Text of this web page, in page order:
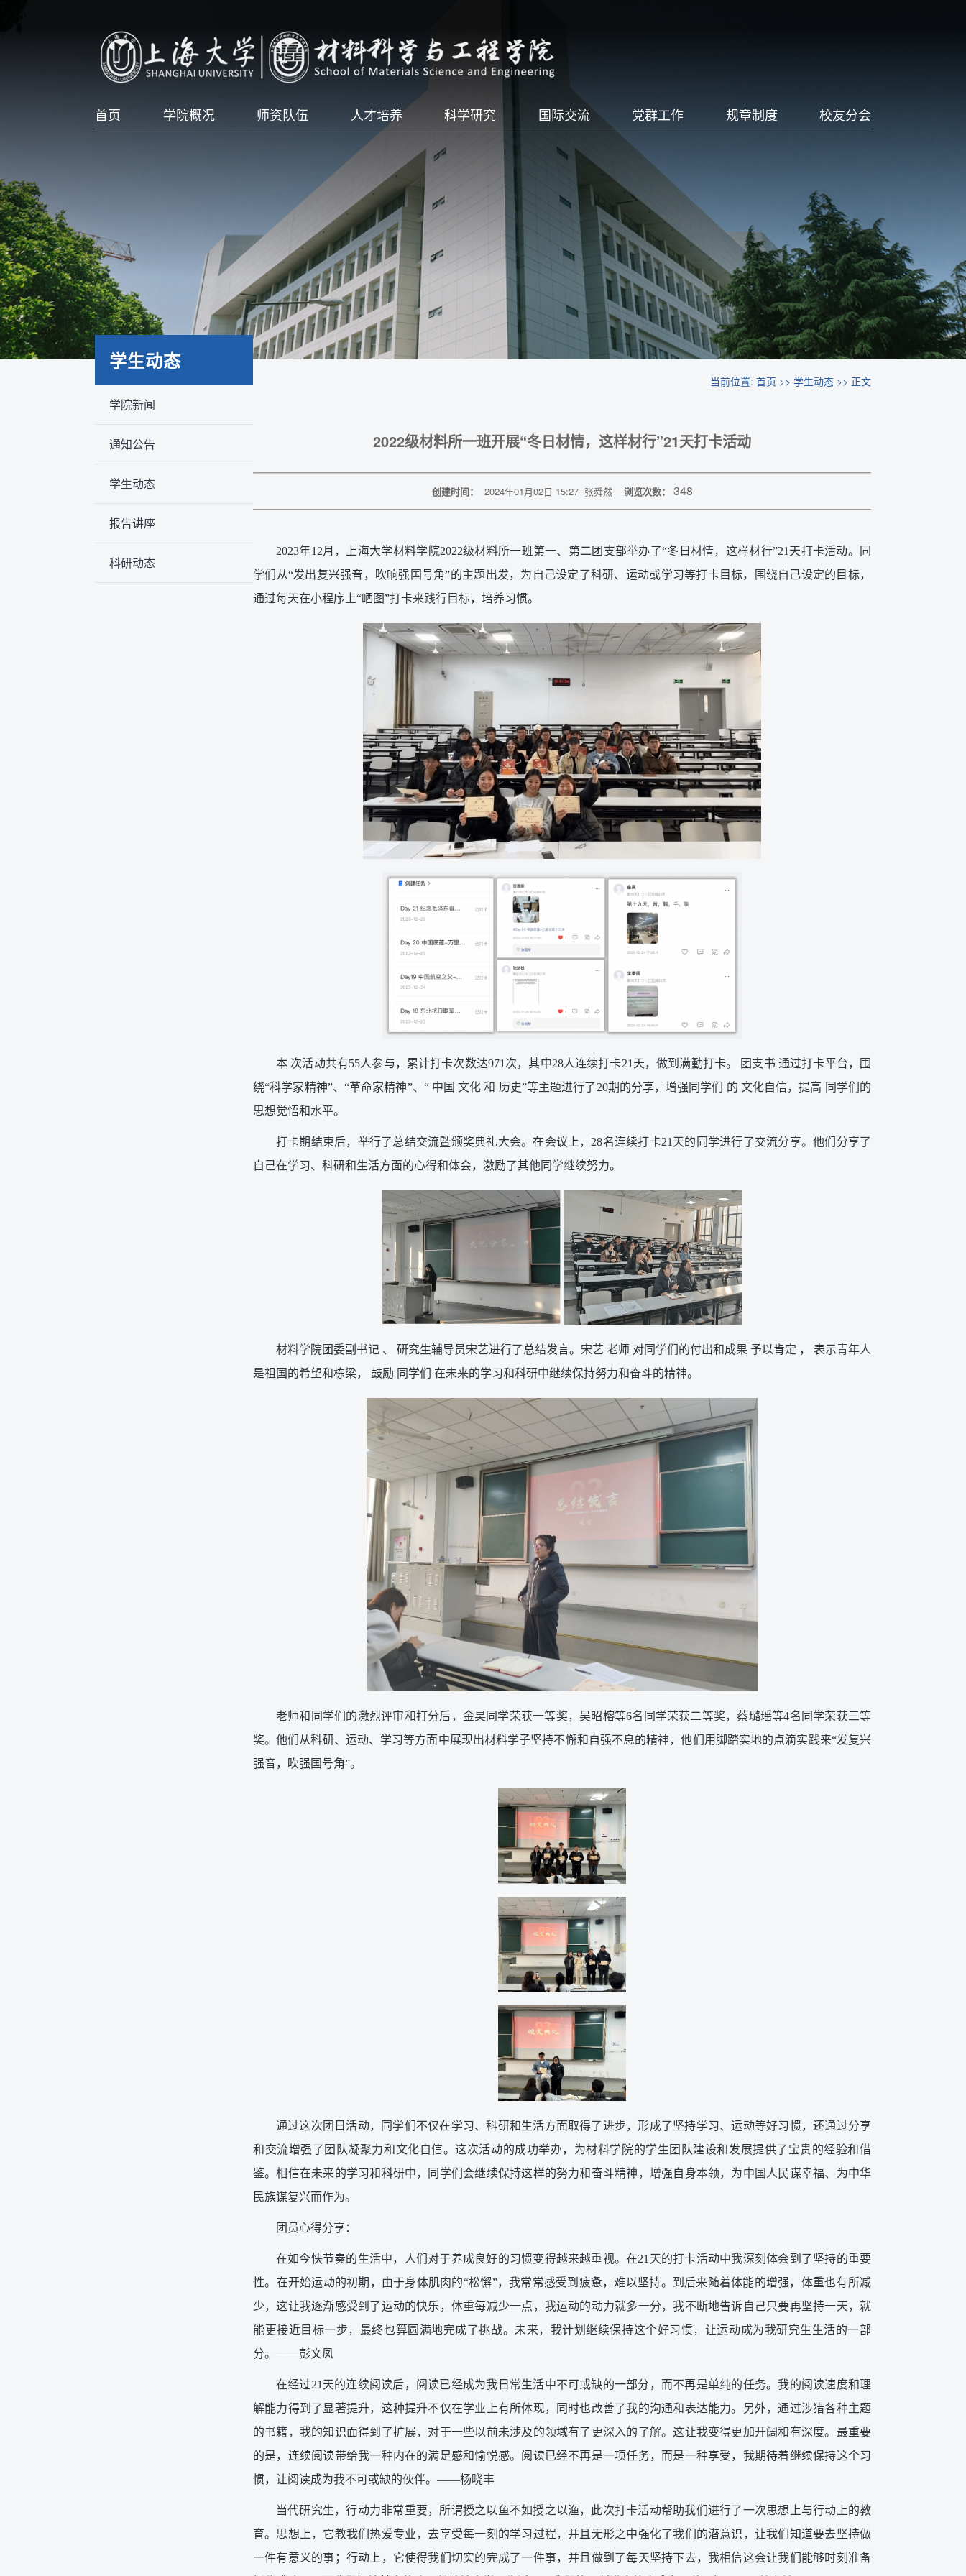
首页 学院概况 师资队伍 人才培养 科学研究 国际交流 党群工作 规章制度 校友分会
学生动态
学院新闻
通知公告
学生动态
报告讲座
科研动态
当前位置: 首页 >> 学生动态 >> 正文
2022级材料所一班开展“冬日材情，这样材行”21天打卡活动
创建时间： 2024年01月02日 15:27 张舜然 浏览次数： 348
2023年12月，上海大学材料学院2022级材料所一班第一、第二团支部举办了“冬日材情，这样材行”21天打卡活动。同
学们从“发出复兴强音，吹响强国号角”的主题出发，为自己设定了科研、运动或学习等打卡目标，围绕自己设定的目标，
通过每天在小程序上“晒图”打卡来践行目标，培养习惯。
本 次活动共有55人参与，累计打卡次数达971次，其中28人连续打卡21天，做到满勤打卡。 团支书 通过打卡平台，围
绕“科学家精神”、“革命家精神”、“ 中国 文化 和 历史”等主题进行了20期的分享，增强同学们 的 文化自信，提高 同学们的
思想觉悟和水平。
打卡期结束后，举行了总结交流暨颁奖典礼大会。在会议上，28名连续打卡21天的同学进行了交流分享。他们分享了
自己在学习、科研和生活方面的心得和体会，激励了其他同学继续努力。
材料学院团委副书记 、 研究生辅导员宋艺进行了总结发言。宋艺 老师 对同学们的付出和成果 予以肯定 ， 表示青年人
是祖国的希望和栋梁， 鼓励 同学们 在未来的学习和科研中继续保持努力和奋斗的精神。
老师和同学们的激烈评审和打分后，金昊同学荣获一等奖，吴昭榕等6名同学荣获二等奖，蔡璐瑶等4名同学荣获三等
奖。他们从科研、运动、学习等方面中展现出材料学子坚持不懈和自强不息的精神，他们用脚踏实地的点滴实践来“发复兴
强音，吹强国号角”。
通过这次团日活动，同学们不仅在学习、科研和生活方面取得了进步，形成了坚持学习、运动等好习惯，还通过分享
和交流增强了团队凝聚力和文化自信。这次活动的成功举办，为材料学院的学生团队建设和发展提供了宝贵的经验和借
鉴。相信在未来的学习和科研中，同学们会继续保持这样的努力和奋斗精神，增强自身本领，为中国人民谋幸福、为中华
民族谋复兴而作为。
团员心得分享：
在如今快节奏的生活中，人们对于养成良好的习惯变得越来越重视。在21天的打卡活动中我深刻体会到了坚持的重要
性。在开始运动的初期，由于身体肌肉的“松懈”，我常常感受到疲惫，难以坚持。到后来随着体能的增强，体重也有所减
少，这让我逐渐感受到了运动的快乐，体重每减少一点，我运动的动力就多一分，我不断地告诉自己只要再坚持一天，就
能更接近目标一步，最终也算圆满地完成了挑战。未来，我计划继续保持这个好习惯，让运动成为我研究生生活的一部
分。——彭文凤
在经过21天的连续阅读后，阅读已经成为我日常生活中不可或缺的一部分，而不再是单纯的任务。我的阅读速度和理
解能力得到了显著提升，这种提升不仅在学业上有所体现，同时也改善了我的沟通和表达能力。另外，通过涉猎各种主题
的书籍，我的知识面得到了扩展，对于一些以前未涉及的领域有了更深入的了解。这让我变得更加开阔和有深度。最重要
的是，连续阅读带给我一种内在的满足感和愉悦感。阅读已经不再是一项任务，而是一种享受，我期待着继续保持这个习
惯，让阅读成为我不可或缺的伙伴。——杨晓丰
当代研究生，行动力非常重要，所谓授之以鱼不如授之以渔，此次打卡活动帮助我们进行了一次思想上与行动上的教
育。思想上，它教我们热爱专业，去享受每一刻的学习过程，并且无形之中强化了我们的潜意识，让我们知道要去坚持做
一件有意义的事；行动上，它使得我们切实的完成了一件事，并且做到了每天坚持下去，我相信这会让我们能够时刻准备